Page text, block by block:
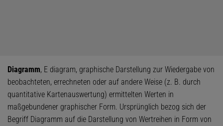
Diagramm, E diagram, graphische Darstellung zur Wiedergabe von
beobachteten, errechneten oder auf andere Weise (z. B. durch
quantitative Kartenauswertung) ermittelten Werten in
maßgebundener graphischer Form. Ursprünglich bezog sich der
Begriff Diagramm auf die Darstellung von Wertreihen in Form von